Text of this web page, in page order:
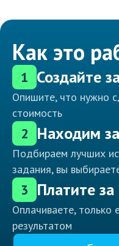
Как это
1 Создайте
Опишите, что нужно
стоимость
2 Находим
Подбираем лучших
задания, вы
3 Платите за
Оплачиваете, только
результатом